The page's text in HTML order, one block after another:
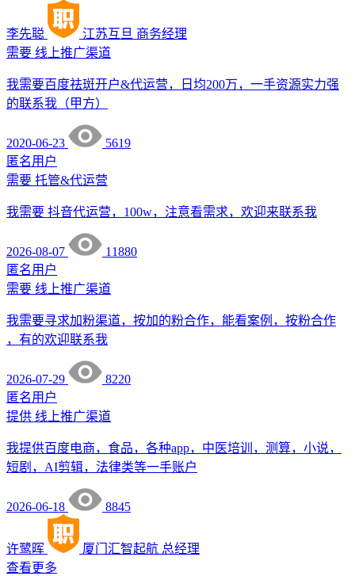
李先聪 江苏互旦 商务经理
需要 线上推广渠道
我需要百度祛斑开户&代运营，日均200万，一手资源实力强
的联系我（甲方）
2020-06-23
5619
匿名用户
需要 托管&代运营
我需要 抖音代运营，100w，注意看需求，欢迎来联系我
2026-08-07
11880
匿名用户
需要 线上推广渠道
我需要寻求加粉渠道，按加的粉合作，能看案例，按粉合作
，有的欢迎联系我
2026-07-29
8220
匿名用户
提供 线上推广渠道
我提供百度电商，食品，各种app，中医培训，测算，小说，
短剧，AI剪辑，法律类等一手账户
2026-06-18 8845
许鹭晖 厦门汇智起航 总经理
查看更多